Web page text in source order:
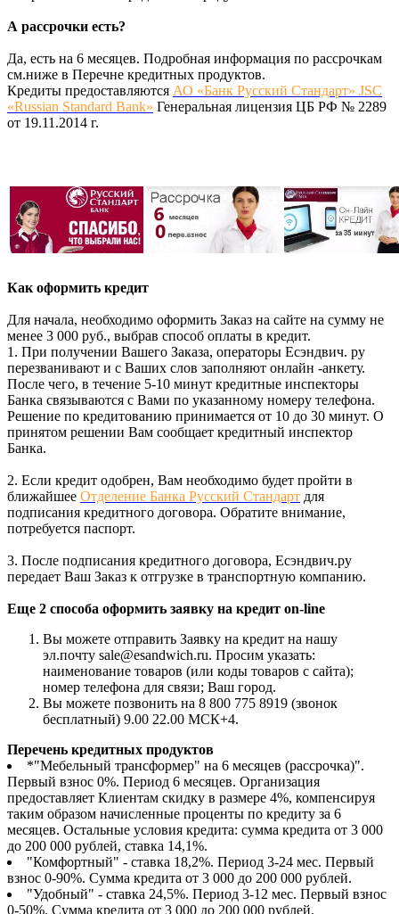
А рассрочки есть?
Да, есть на 6 месяцев. Подробная информация по рассрочкам
см.ниже в Перечне кредитных продуктов.
Кредиты предоставляются АО «Банк Русский Стандарт» JSC
«Russian Standard Bank» Генеральная лицензия ЦБ РФ № 2289
от 19.11.2014 г.
Как оформить кредит
Для начала, необходимо оформить Заказ на сайте на сумму не
менее 3 000 руб., выбрав способ оплаты в кредит.
1. При получении Вашего Заказа, операторы Есэндвич. ру
перезванивают и с Ваших слов заполняют онлайн -анкету.
После чего, в течение 5-10 минут кредитные инспекторы
Банка связываются с Вами по указанному номеру телефона.
Решение по кредитованию принимается от 10 до 30 минут. О
принятом решении Вам сообщает кредитный инспектор
Банка.
2. Если кредит одобрен, Вам необходимо будет пройти в
ближайшее Отделение Банка Русский Стандарт для
подписания кредитного договора. Обратите внимание,
потребуется паспорт.
3. После подписания кредитного договора, Есэндвич.ру
передает Ваш Заказ к отгрузке в транспортную компанию.
Еще 2 способа оформить заявку на кредит on-line
Вы можете отправить Заявку на кредит на нашу
эл.почту sale@esandwich.ru. Просим указать:
наименование товаров (или коды товаров с сайта);
номер телефона для связи; Ваш город.
Вы можете позвонить на 8 800 775 8919 (звонок
бесплатный) 9.00 22.00 МСК+4.
Перечень кредитных продуктов
*"Мебельный трансформер" на 6 месяцев (рассрочка)".
Первый взнос 0%. Период 6 месяцев. Организация
предоставляет Клиентам скидку в размере 4%, компенсируя
таким образом начисленные проценты по кредиту за 6
месяцев. Остальные условия кредита: сумма кредита от 3 000
до 200 000 рублей, ставка 14,1%.
"Комфортный" - ставка 18,2%. Период 3-24 мес. Первый
взнос 0-90%. Сумма кредита от 3 000 до 200 000 рублей.
"Удобный" - ставка 24,5%. Период 3-12 мес. Первый взнос
0-50%. Сумма кредита от 3 000 до 200 000 рублей.